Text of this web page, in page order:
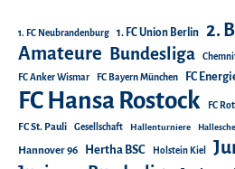
1. FC Neubrandenburg 1. FC Union Berlin 2.
Amateure Bundesliga
FC Anker Wismar FC Bayern München FC
FC Hansa Rostock FC
FC St. Pauli Gesellschaft Hallenturniere
Hannover 96 Hertha BSC Holstein Kiel